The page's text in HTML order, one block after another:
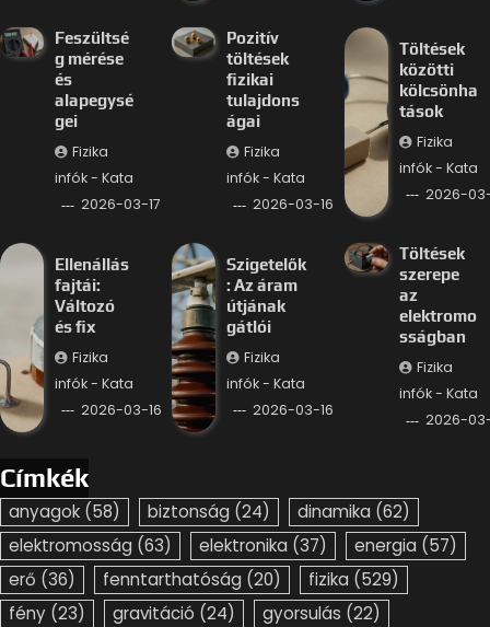
Feszültsé
g mérése
és
alapegysé
gei
Fizika
infók - Kata
2026-03-17
Pozitív
töltések
fizikai
tulajdons
ágai
Fizika
infók - Kata
2026-03-16
Töltések
közötti
kölcsönha
tások
Fizika
infók - Kata
2026-
Ellenállás
fajtái:
Változó
és fix
Fizika
infók - Kata
2026-03-16
Szigetelők
: Az áram
útjának
gátlói
Fizika
infók - Kata
2026-03-16
Töltések
szerepe
az
elektromo
sságban
Fizika
infók - Kata
2026-
Címkék
anyagok (58) biztonság (24) dinamika (62)
elektromosság (63) elektronika (37) energia (57)
erő (36) fenntarthatóság (20) fizika (529)
fény (23) gravitáció (24) gyorsulás (22)